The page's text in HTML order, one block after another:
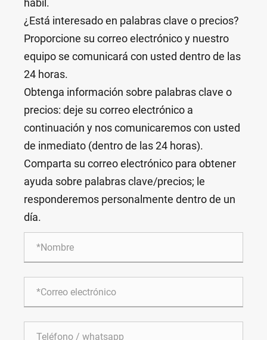
hábil.
¿Está interesado en palabras clave o precios?
Proporcione su correo electrónico y nuestro
equipo se comunicará con usted dentro de las
24 horas.
Obtenga información sobre palabras clave o
precios: deje su correo electrónico a
continuación y nos comunicaremos con usted
de inmediato (dentro de las 24 horas).
Comparta su correo electrónico para obtener
ayuda sobre palabras clave/precios; le
responderemos personalmente dentro de un
día.